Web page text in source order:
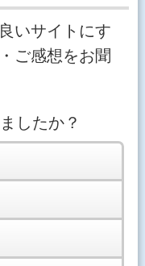
いサイトにす
ご感想をお聞
したか？